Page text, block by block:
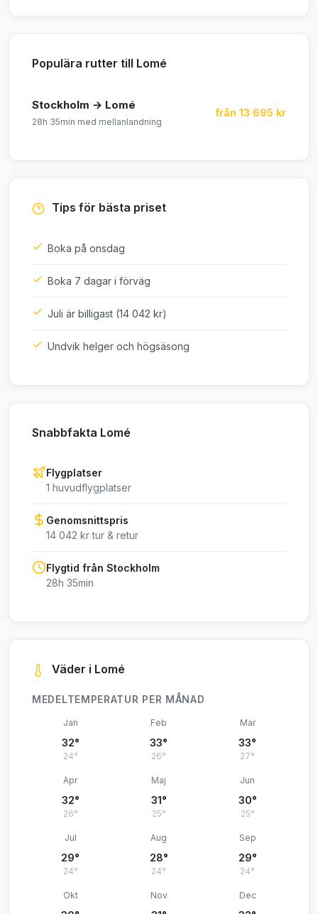
Populära rutter till Lomé
Stockholm → Lomé
28h 35min med mellanlandning
från 13 695 kr
Tips för bästa priset
Boka på onsdag
Boka 7 dagar i förväg
Juli är billigast (14 042 kr)
Undvik helger och högsäsong
Snabbfakta Lomé
Flygplatser
1 huvudflygplatser
Genomsnittspris
14 042 kr tur & retur
Flygtid från Stockholm
28h 35min
Väder i Lomé
MEDELTEMPERATUR PER MÅNAD
Jan
32°
24°
Feb
33°
26°
Mar
33°
27°
Apr
32°
26°
Maj
31°
25°
Jun
30°
25°
Jul
29°
24°
Aug
28°
24°
Sep
29°
24°
Okt Nov Dec